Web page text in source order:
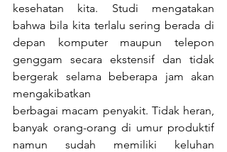
kesehatan kita. Studi mengatakan
bahwa bila kita terlalu sering berada di
depan komputer maupun telepon
genggam secara ekstensif dan tidak
bergerak selama beberapa jam akan
mengakibatkan
berbagai macam penyakit. Tidak heran,
banyak orang-orang di umur produktif
namun sudah memiliki keluhan